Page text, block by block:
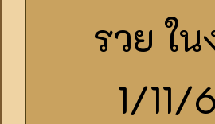
รวย ใน
1/11/